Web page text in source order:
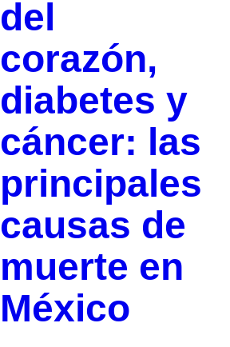
del
corazón,
diabetes y
cáncer: las
principales
causas de
muerte en
México